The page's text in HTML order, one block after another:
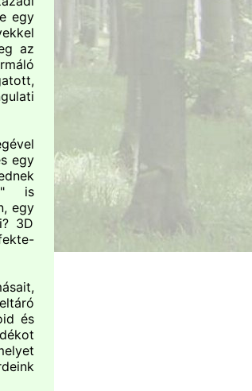
egy
az
egy
is
egy
3D
és